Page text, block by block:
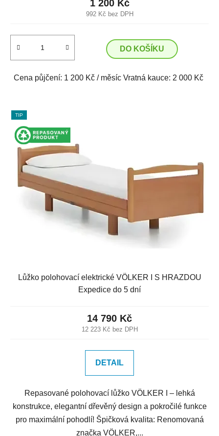
992 Kč bez DPH
1 200 Kč
DO KOŠÍKU
Cena půjčení: 1 200 Kč / měsíc Vratná kauce: 2 000 Kč
TIP
Lůžko polohovací elektrické VÖLKER I S HRAZDOU
Expedice do 5 dní
12 223 Kč bez DPH
14 790 Kč
DETAIL
Repasované polohovací lůžko VÖLKER I – lehká
konstrukce, elegantní dřevěný design a pokročilé funkce
pro maximální pohodlí! Špičková kvalita: Renomovaná
značka VÖLKER,...